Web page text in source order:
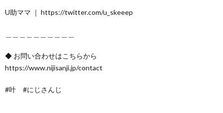
U助ママ ｜ https://twitter.com/u_skeeep
◆ お問い合わせはこちらから
https://www.nijisanji.jp/contact
#叶 #にじさんじ